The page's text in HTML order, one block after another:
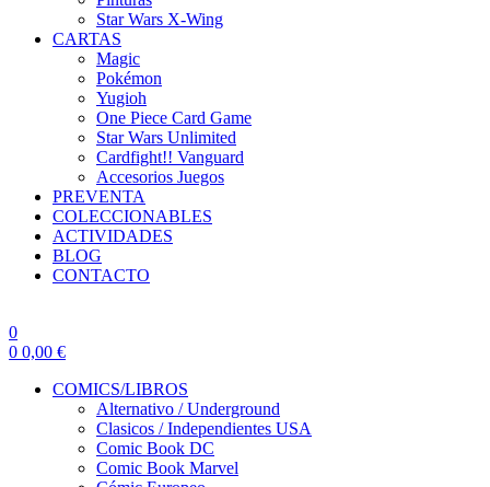
Star Wars X-Wing
CARTAS
Magic
Pokémon
Yugioh
One Piece Card Game
Star Wars Unlimited
Cardfight!! Vanguard
Accesorios Juegos
PREVENTA
COLECCIONABLES
ACTIVIDADES
BLOG
CONTACTO
0
0 0,00 €
COMICS/LIBROS
Alternativo / Underground
Clasicos / Independientes USA
Comic Book DC
Comic Book Marvel